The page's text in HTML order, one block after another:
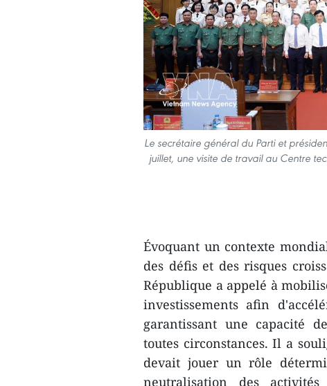
Le secrétaire général du Parti et
juillet, une visite de travail au Centre
Évoquant un contexte
des défis et des risques
République a appelé à
investissements afin
garantissant une capacité
toutes circonstances. Il a
devait jouer un rôle
neutralisation des